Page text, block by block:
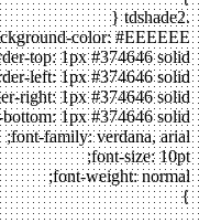
.tdshade2 {
color: #EEEEEE;
top: 1px #374646 solid;
left: 1px #374646 solid;
right: 1px #374646 solid;
1px #374646 solid;
font-family: verdana, arial;
font-size: 10pt;
font-weight: normal;
}